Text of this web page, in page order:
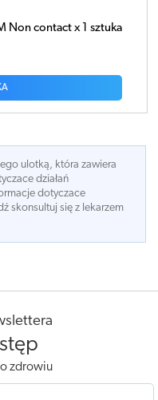
Non contact x 1 sztuka
ulotką, która zawiera
działań
dotyczace
skonsultuj się z lekarzem
zdrowiu